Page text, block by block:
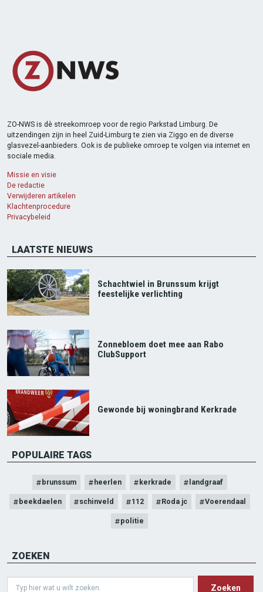
ZO-NWS is dè streekomroep voor de regio Parkstad Limburg. De
uitzendingen zijn in heel Zuid-Limburg te zien via Ziggo en de diverse
glasvezel-aanbieders. Ook is de publieke omroep te volgen via internet en
sociale media.
Missie en visie
De redactie
Verwijderen artikelen
Klachtenprocedure
Privacybeleid
LAATSTE NIEUWS
Schachtwiel in Brunssum krijgt
feestelijke verlichting
Zonnebloem doet mee aan Rabo
ClubSupport
Gewonde bij woningbrand Kerkrade
POPULAIRE TAGS
brunssum heerlen kerkrade landgraaf
beekdaelen schinveld 112 Roda jc Voerendaal
politie
ZOEKEN